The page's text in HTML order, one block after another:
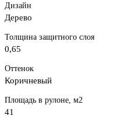
Дизайн
Дерево
Толщина защитного слоя
0,65
Оттенок
Коричневый
Площадь в рулоне, м2
41